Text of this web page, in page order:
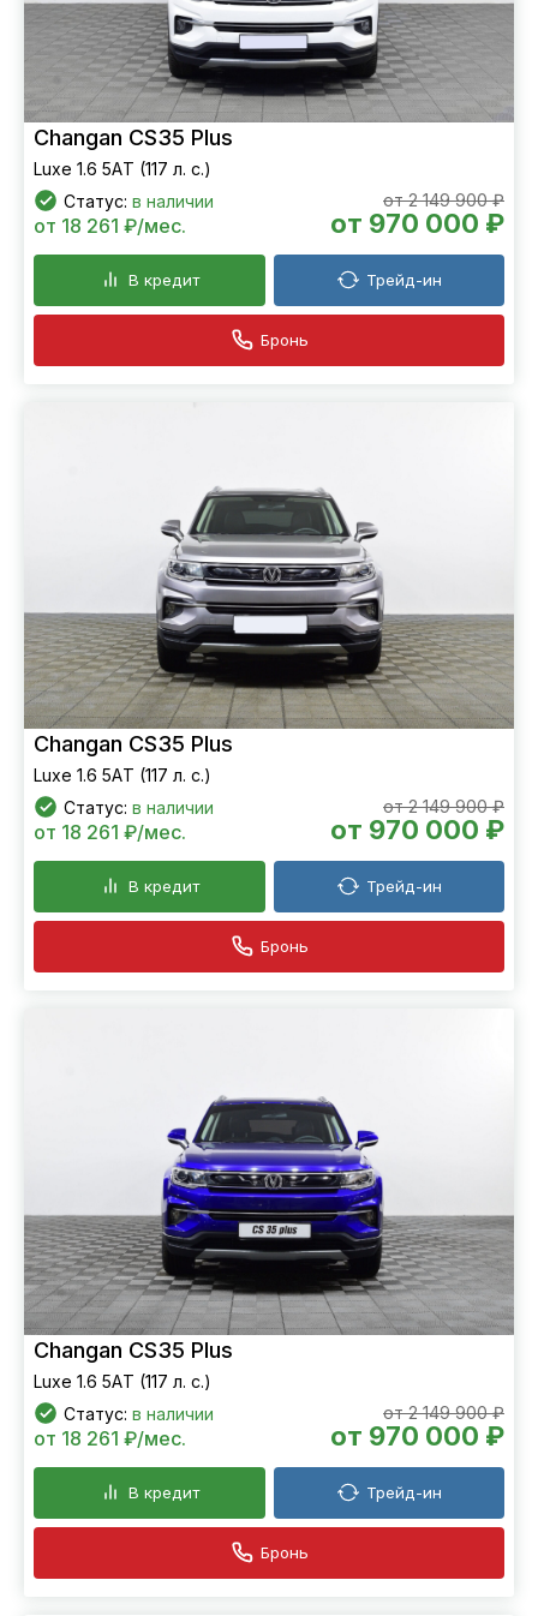
Changan CS35 Plus
Luxe 1.6 5АT (117 л. с.)
Статус: в наличии от 2 149 900 ₽
от 970 000 ₽
от 18 261 ₽/мес.
В кредит Трейд-ин
Бронь
Changan CS35 Plus
Luxe 1.6 5АT (117 л. с.)
Статус: в наличии от 2 149 900 ₽
от 970 000 ₽
от 18 261 ₽/мес.
В кредит Трейд-ин
Бронь
Changan CS35 Plus
Luxe 1.6 5АT (117 л. с.)
Статус: в наличии от 2 149 900 ₽
от 970 000 ₽
от 18 261 ₽/мес.
В кредит Трейд-ин
Бронь